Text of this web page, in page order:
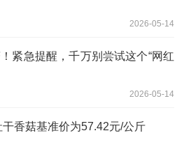
2026-05-14
紧急提醒，千万别尝试这个“网红
2026-05-14
香菇基准价为57.42元/公斤